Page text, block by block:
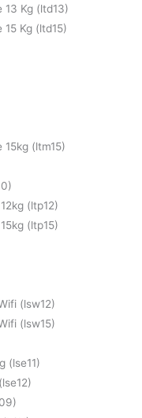
13 Kg (ltd13)
Kg (ltd15)
(ltm15)
(ltp12)
(ltp15)
(lsw12)
(lsw15)
(lse11)